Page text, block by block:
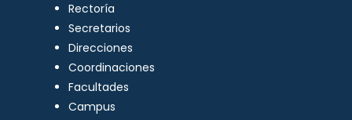
Rectoría
Secretarios
Direcciones
Coordinaciones
Facultades
Campus